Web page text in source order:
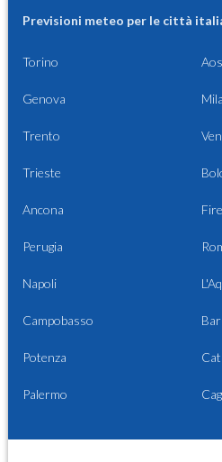
Previsioni meteo per le città
Torino
Genova
Trento
Trieste
Ancona
Perugia
Napoli
Campobasso
Potenza
Palermo